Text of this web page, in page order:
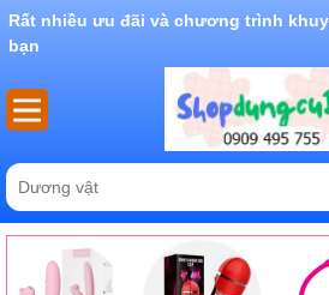
Rất nhiều ưu đãi và chương trình
bạn